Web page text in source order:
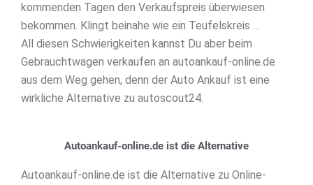
kommenden Tagen den Verkaufspreis überwiesen
bekommen. Klingt beinahe wie ein Teufelskreis …
All diesen Schwierigkeiten kannst Du aber beim
Gebrauchtwagen verkaufen an autoankauf-online.de
aus dem Weg gehen, denn der Auto Ankauf ist eine
wirkliche Alternative zu autoscout24.
Autoankauf-online.de ist die Alternative
Autoankauf-online.de ist die Alternative zu Online-